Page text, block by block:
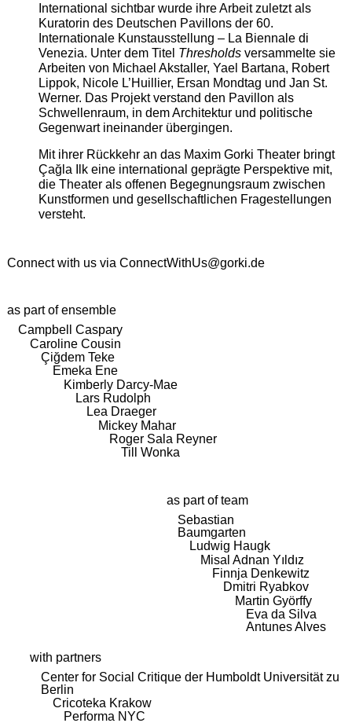
International sichtbar wurde ihre Arbeit zuletzt als
Kuratorin des Deutschen Pavillons der 60.
Internationale Kunstausstellung – La Biennale di
Venezia. Unter dem Titel Thresholdsversammelte sie
Arbeiten von Michael Akstaller, Yael Bartana, Robert
Lippok, Nicole L’Huillier, Ersan Mondtag und Jan St.
Werner. Das Projekt verstand den Pavillon als
Schwellenraum, in dem Architektur und politische
Gegenwart ineinander übergingen.
Mit ihrer Rückkehr an das Maxim Gorki Theater bringt
Çağla Ilk eine international geprägte Perspektive mit,
die Theater als offenen Begegnungsraum zwischen
Kunstformen und gesellschaftlichen Fragestellungen
versteht.
Connect with us via ConnectWithUs@gorki.de
as part of ensemble
Campbell Caspary
Caroline Cousin
Çiğdem Teke
Emeka Ene
Kimberly Darcy-Mae
Lars Rudolph
Lea Draeger
Mickey Mahar
Roger Sala Reyner
Till Wonka
as part of team
Sebastian
Baumgarten
Ludwig Haugk
Misal Adnan Yıldız
Finnja Denkewitz
Dmitri Ryabkov
Martin Györffy
Eva da Silva
Antunes Alves
with partners
Center for Social Critique der Humboldt Universität zu
Berlin
Cricoteka Krakow
Performa NYC